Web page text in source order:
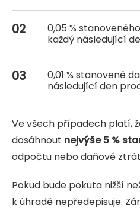
0,05 %
každý následující
0,01 % stanovené
následující den
Ve všech případech platí,
dosáhnout nejvýše 5 %
odpočtu nebo daňové
Pokud bude pokuta nižší
k úhradě nepředepisuje.